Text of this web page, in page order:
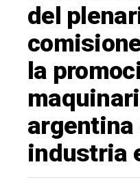
del
la
argentina
industria